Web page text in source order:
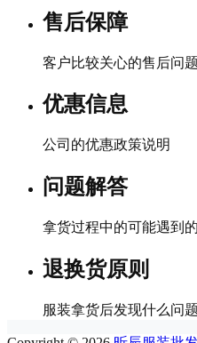
售后保障
客户比较关心的售后问
优惠信息
公司的优惠政策说明
问题解答
拿货过程中的可能遇到
退换货原则
服装拿货后发现什么问